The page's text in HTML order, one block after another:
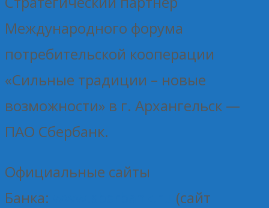
Международного форума
потребительской кооперации
«Сильные традиции – новые
возможности» в г. Архангельск —
ПАО Сбербанк.
Официальные сайты
Банка:
(сайт